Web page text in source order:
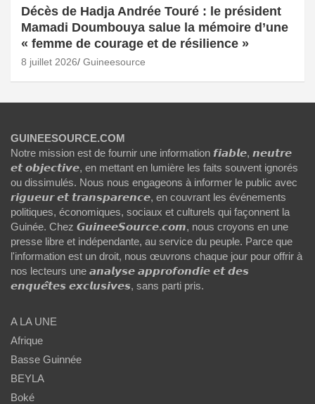
Décès de Hadja Andrée Touré : le président
Mamadi Doumbouya salue la mémoire d’une
« femme de courage et de résilience »
8 juillet 2026 Guineesource
GUINEESOURCE.COM
Notre mission est de fournir une information 𝙛𝙞𝙖𝙗𝙡𝙚, 𝙣𝙚𝙪𝙩𝙧𝙚
𝙚𝙩 𝙤𝙗𝙟𝙚𝙘𝙩𝙞𝙫𝙚, en mettant en lumière les faits souvent ignorés
ou dissimulés. Nous nous engageons à informer le public avec
𝙧𝙞𝙜𝙪𝙚𝙪𝙧 𝙚𝙩 𝙩𝙧𝙖𝙣𝙨𝙥𝙖𝙧𝙚𝙣𝙘𝙚, en couvrant les événements
politiques, économiques, sociaux et culturels qui façonnent la
Guinée. Chez 𝙂𝙪𝙞𝙣𝙚𝙚𝙎𝙤𝙪𝙧𝙘𝙚.𝙘𝙤𝙢, nous croyons en une
presse libre et indépendante, au service du peuple. Parce que
l'information est un droit, nous œuvrons chaque jour pour offrir à
nos lecteurs une 𝙖𝙣𝙖𝙡𝙮𝙨𝙚 𝙖𝙥𝙥𝙧𝙤𝙛𝙤𝙣𝙙𝙞𝙚 𝙚𝙩 𝙙𝙚𝙨
𝙚𝙣𝙦𝙪𝙚̂𝙩𝙚𝙨 𝙚𝙭𝙘𝙡𝙪𝙨𝙞𝙫𝙚𝙨, sans parti pris.
A LA UNE
Afrique
Basse Guinnée
BEYLA
Boké